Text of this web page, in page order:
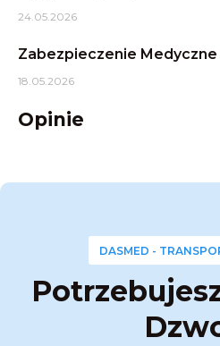
24.05.2026
Zabezpieczenie
18.05.2026
Opinie
DASMED -